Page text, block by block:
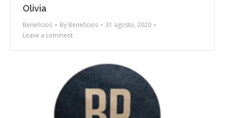
Olivia
Beneficios By Beneficios
31 agosto, 2020
Leave a comment